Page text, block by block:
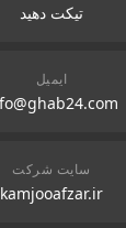
تیکت دهید
ایمیل
info@ghab24.com
سایت شرکت
kamjooafzar.ir